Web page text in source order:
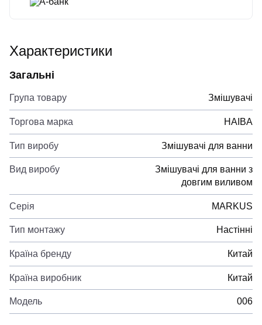
Характеристики
Загальні
Група товару Змішувачі
Торгова марка HAIBA
Тип виробу Змішувачі для ванни
Вид виробу
Змішувачі для ванни з
довгим виливом
Серія MARKUS
Тип монтажу Настінні
Країна бренду Китай
Країна виробник Китай
Модель 006